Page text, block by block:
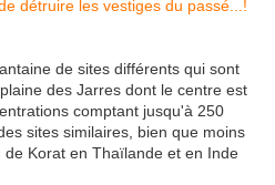
de sites différents qui sont
des Jarres dont le centre est
comptant jusqu'à 250
sites similaires, bien que moins
Korat en Thaïlande et en Inde